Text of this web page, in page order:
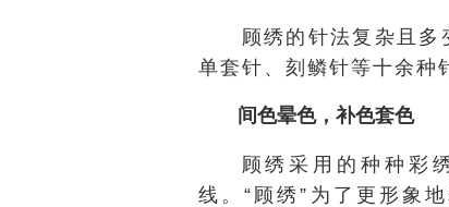
顾绣的针法复杂且多
单套针、刻鳞针等十余种
间色晕色，补色套色
顾绣采用的种种彩
线。“顾绣”为了更形象